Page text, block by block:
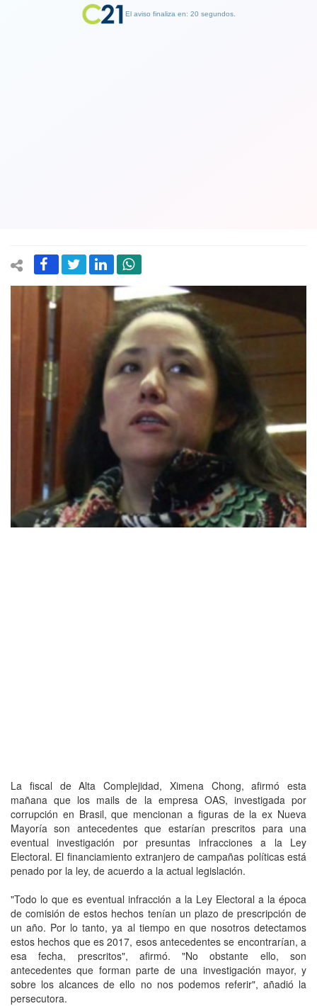
La fiscal de Alta Complejidad, Ximena Chong, afirmó esta
mañana que los mails de la empresa OAS, investigada por
corrupción en Brasil, que mencionan a figuras de la ex Nueva
Mayoría son antecedentes que estarían prescritos para una
eventual investigación por presuntas infracciones a la Ley
Electoral. El financiamiento extranjero de campañas políticas está
penado por la ley, de acuerdo a la actual legislación.
"Todo lo que es eventual infracción a la Ley Electoral a la época
de comisión de estos hechos tenían un plazo de prescripción de
un año. Por lo tanto, ya al tiempo en que nosotros detectamos
estos hechos que es 2017, esos antecedentes se encontrarían, a
esa fecha, prescritos", afirmó. "No obstante ello, son
antecedentes que forman parte de una investigación mayor, y
sobre los alcances de ello no nos podemos referir", añadió la
persecutora.
El aviso finaliza en: 19 segundos.